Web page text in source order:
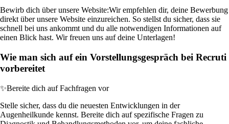
Bewirb dich über unsere Website:Wir empfehlen dir, deine Bewerbung
direkt über unsere Website einzureichen. So stellst du sicher, dass sie
schnell bei uns ankommt und du alle notwendigen Informationen auf
einen Blick hast. Wir freuen uns auf deine Unterlagen!
Wie man sich auf ein Vorstellungsgespräch bei Recruti
vorbereitet
✨Bereite dich auf Fachfragen vor
Stelle sicher, dass du die neuesten Entwicklungen in der
Augenheilkunde kennst. Bereite dich auf spezifische Fragen zu